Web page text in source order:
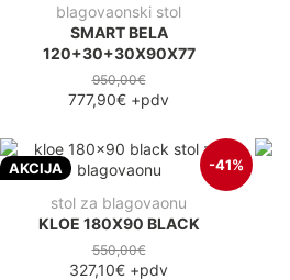
blagovaonski stol
SMART BELA
120+30+30X90X77
950,00€
777,90€ +pdv
AKCIJA -41%
stol za blagovaonu
KLOE 180X90 BLACK
550,00€
327,10€ +pdv